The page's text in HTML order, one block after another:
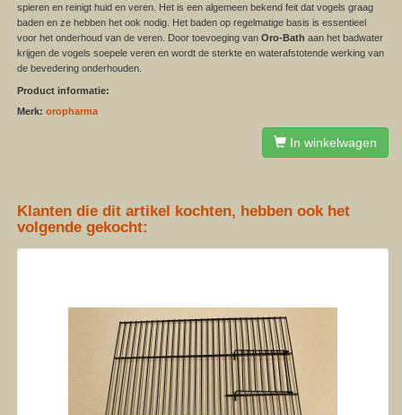
spieren en reinigt huid en veren. Het is een algemeen bekend feit dat vogels graag
baden en ze hebben het ook nodig. Het baden op regelmatige basis is essentieel
voor het onderhoud van de veren. Door toevoeging vanOro-Bath aan het badwater
krijgen de vogels soepele veren en wordt de sterkte en waterafstotende werking van
de bevedering onderhouden.
Product informatie:
Merk:oropharma
In winkelwagen
Klanten die dit artikel kochten, hebben ook het
volgende gekocht: